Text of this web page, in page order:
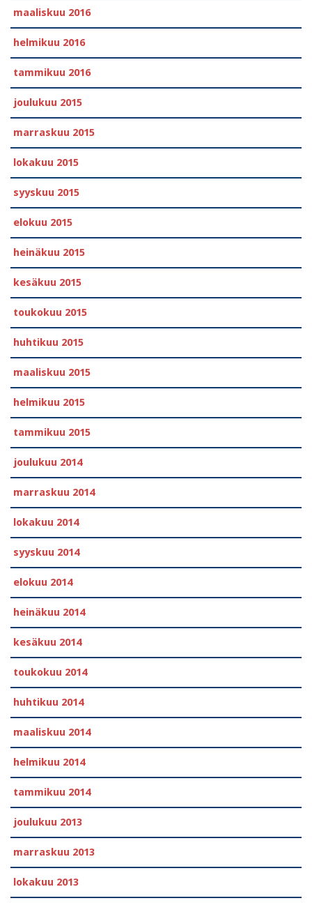
maaliskuu 2016
helmikuu 2016
tammikuu 2016
joulukuu 2015
marraskuu 2015
lokakuu 2015
syyskuu 2015
elokuu 2015
heinäkuu 2015
kesäkuu 2015
toukokuu 2015
huhtikuu 2015
maaliskuu 2015
helmikuu 2015
tammikuu 2015
joulukuu 2014
marraskuu 2014
lokakuu 2014
syyskuu 2014
elokuu 2014
heinäkuu 2014
kesäkuu 2014
toukokuu 2014
huhtikuu 2014
maaliskuu 2014
helmikuu 2014
tammikuu 2014
joulukuu 2013
marraskuu 2013
lokakuu 2013